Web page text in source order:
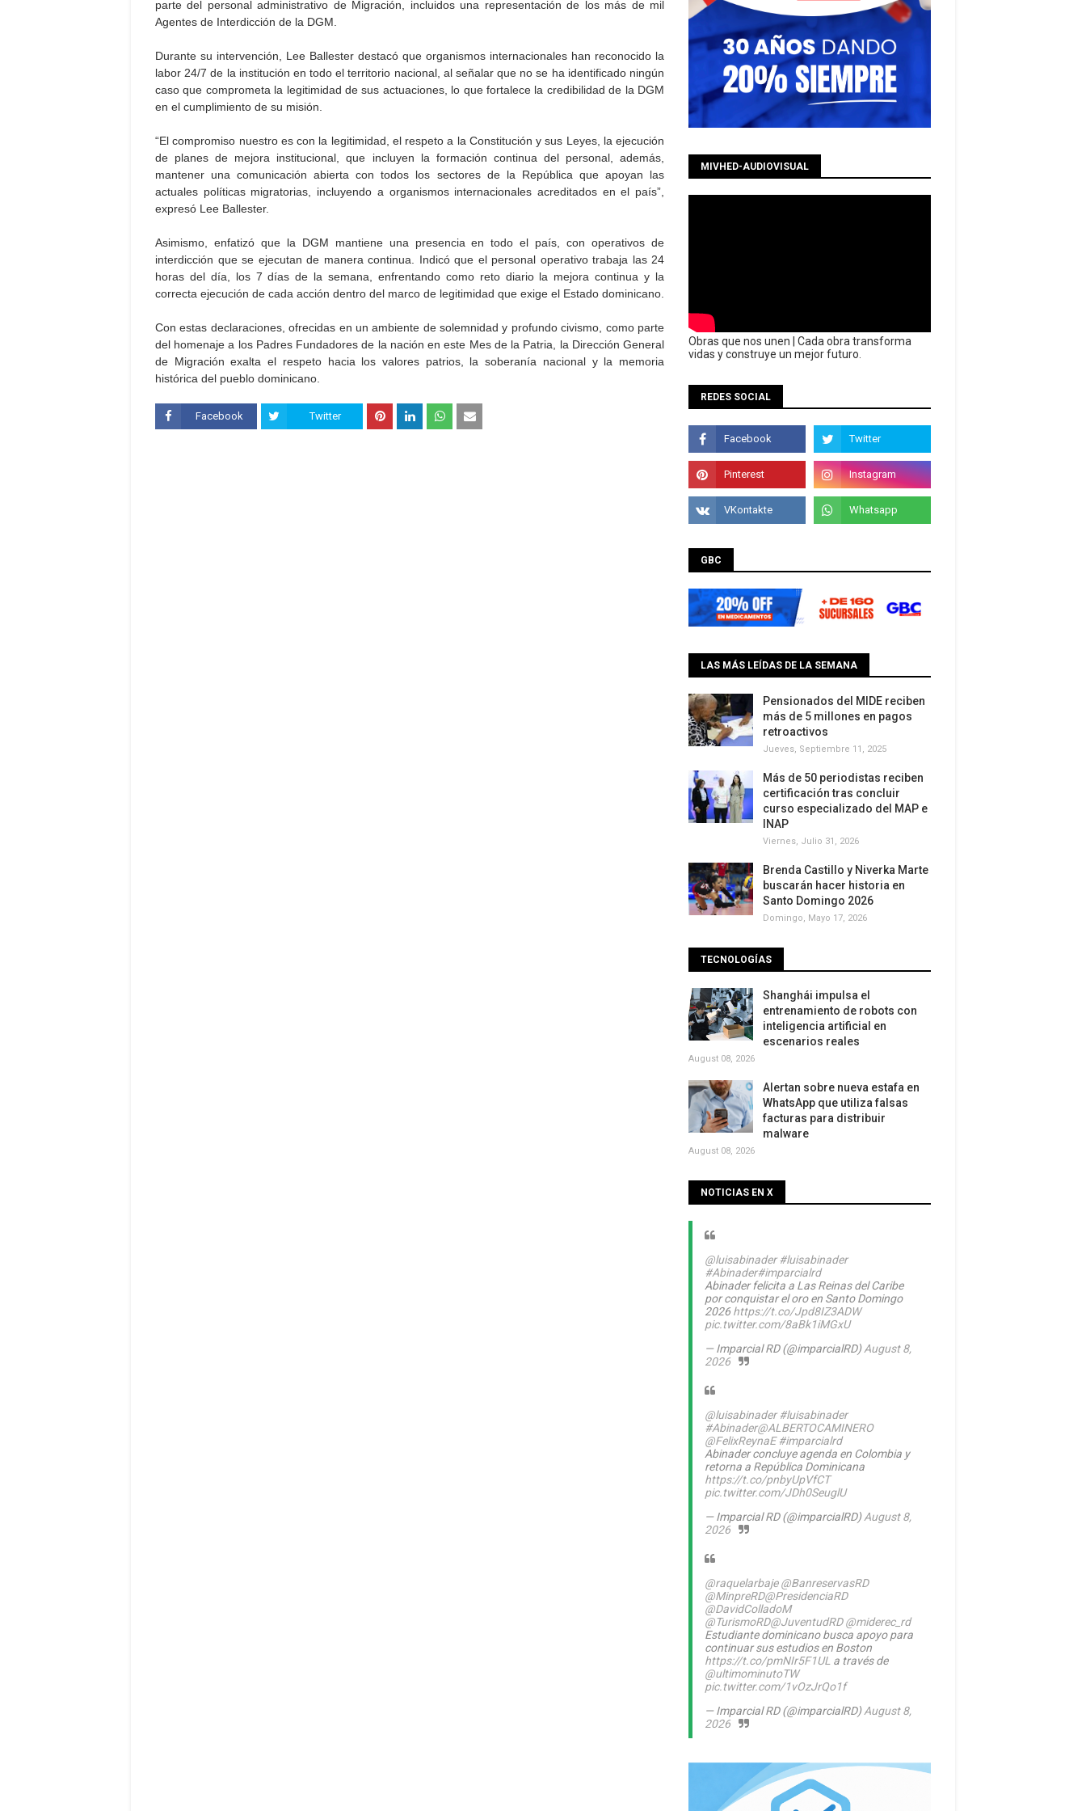
parte del personal administrativo de Migración, incluidos una representación de los más de mil
Agentes de Interdicción de la DGM.
Durante su intervención, Lee Ballester destacó que organismos internacionales han reconocido la
labor 24/7 de la institución en todo el territorio nacional, al señalar que no se ha identificado ningún
caso que comprometa la legitimidad de sus actuaciones, lo que fortalece la credibilidad de la DGM
en el cumplimiento de su misión.
“El compromiso nuestro es con la legitimidad, el respeto a la Constitución y sus Leyes, la ejecución
de planes de mejora institucional, que incluyen la formación continua del personal, además,
mantener una comunicación abierta con todos los sectores de la República que apoyan las
actuales políticas migratorias, incluyendo a organismos internacionales acreditados en el país”,
expresó Lee Ballester.
Asimismo, enfatizó que la DGM mantiene una presencia en todo el país, con operativos de
interdicción que se ejecutan de manera continua. Indicó que el personal operativo trabaja las 24
horas del día, los 7 días de la semana, enfrentando como reto diario la mejora continua y la
correcta ejecución de cada acción dentro del marco de legitimidad que exige el Estado dominicano.
Con estas declaraciones, ofrecidas en un ambiente de solemnidad y profundo civismo, como parte
del homenaje a los Padres Fundadores de la nación en este Mes de la Patria, la Dirección General
de Migración exalta el respeto hacia los valores patrios, la soberanía nacional y la memoria
histórica del pueblo dominicano.
Facebook Twitter
MIVHED-AUDIOVISUAL
Obras que nos unen | Cada obra transforma
vidas y construye un mejor futuro.
REDES SOCIAL
GBC
LAS MÁS LEÍDAS DE LA SEMANA
Pensionados del MIDE reciben
más de 5 millones en pagos
retroactivos
Jueves, Septiembre 11, 2025
Más de 50 periodistas reciben
certificación tras concluir
curso especializado del MAP e
INAP
Viernes, Julio 31, 2026
Brenda Castillo y Niverka Marte
buscarán hacer historia en
Santo Domingo 2026
Domingo, Mayo 17, 2026
TECNOLOGÍAS
Shanghái impulsa el
entrenamiento de robots con
inteligencia artificial en
escenarios reales
August 08, 2026
Alertan sobre nueva estafa en
WhatsApp que utiliza falsas
facturas para distribuir
malware
August 08, 2026
NOTICIAS EN X
@luisabinader #luisabinader
#Abinader#imparcialrd
Abinader felicita a Las Reinas del Caribe
por conquistar el oro en Santo Domingo
2026 https://t.co/Jpd8IZ3ADW
pic.twitter.com/8aBk1iMGxU
— Imparcial RD (@imparcialRD)August 8,
2026
@luisabinader #luisabinader
#Abinader@ALBERTOCAMINERO
@FelixReynaE #imparcialrd
Abinader concluye agenda en Colombia y
retorna a República Dominicana
https://t.co/pnbyUpVfCT
pic.twitter.com/JDh0SeuglU
— Imparcial RD (@imparcialRD)August 8,
2026
@raquelarbaje @BanreservasRD
@MinpreRD@PresidenciaRD
@DavidColladoM
@TurismoRD@JuventudRD @miderec_rd
Estudiante dominicano busca apoyo para
continuar sus estudios en Boston
https://t.co/pmNIr5F1UL a través de
@ultimominutoTW
pic.twitter.com/1vOzJrQo1f
— Imparcial RD (@imparcialRD)August 8,
2026